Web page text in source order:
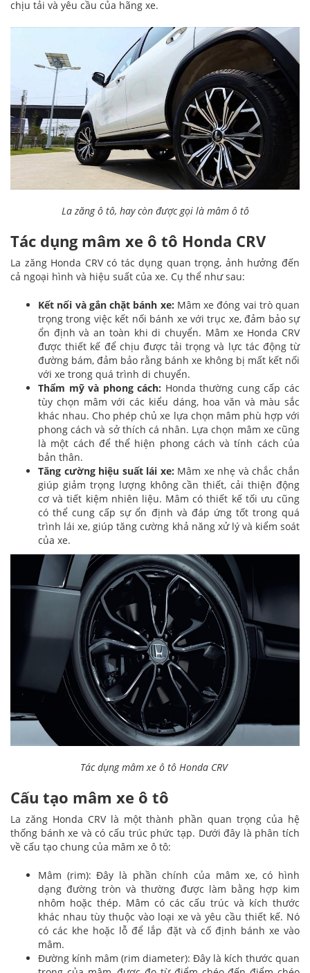
chịu tải và yêu cầu của hãng xe.
La zăng ô tô, hay còn được gọi là mâm ô tô
Tác dụng mâm xe ô tô Honda CRV
La zăng Honda CRV có tác dụng quan trọng, ảnh hưởng đến
cả ngoại hình và hiệu suất của xe. Cụ thể như sau:
Kết nối và gắn chặt bánh xe: Mâm xe đóng vai trò quan
trọng trong việc kết nối bánh xe với trục xe, đảm bảo sự
ổn định và an toàn khi di chuyển. Mâm xe Honda CRV
được thiết kế để chịu được tải trọng và lực tác động từ
đường bám, đảm bảo rằng bánh xe không bị mất kết nối
với xe trong quá trình di chuyển.
Thẩm mỹ và phong cách: Honda thường cung cấp các
tùy chọn mâm với các kiểu dáng, hoa văn và màu sắc
khác nhau. Cho phép chủ xe lựa chọn mâm phù hợp với
phong cách và sở thích cá nhân. Lựa chọn mâm xe cũng
là một cách để thể hiện phong cách và tính cách của
bản thân.
Tăng cường hiệu suất lái xe: Mâm xe nhẹ và chắc chắn
giúp giảm trọng lượng không cần thiết, cải thiện động
cơ và tiết kiệm nhiên liệu. Mâm có thiết kế tối ưu cũng
có thể cung cấp sự ổn định và đáp ứng tốt trong quá
trình lái xe, giúp tăng cường khả năng xử lý và kiểm soát
của xe.
Tác dụng mâm xe ô tô Honda CRV
Cấu tạo mâm xe ô tô
La zăng Honda CRV là một thành phần quan trọng của hệ
thống bánh xe và có cấu trúc phức tạp. Dưới đây là phân tích
về cấu tạo chung của mâm xe ô tô:
Mâm (rim): Đây là phần chính của mâm xe, có hình
dạng đường tròn và thường được làm bằng hợp kim
nhôm hoặc thép. Mâm có các cấu trúc và kích thước
khác nhau tùy thuộc vào loại xe và yêu cầu thiết kế. Nó
có các khe hoặc lỗ để lắp đặt và cố định bánh xe vào
mâm.
Đường kính mâm (rim diameter): Đây là kích thước quan